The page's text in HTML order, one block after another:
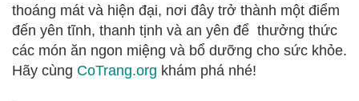
thoáng mát và hiện đại, nơi đây trở thành một điểm
đến yên tĩnh, thanh tịnh và an yên để thưởng thức
các món ăn ngon miệng và bổ dưỡng cho sức khỏe.
Hãy cùng CoTrang.org khám phá nhé!